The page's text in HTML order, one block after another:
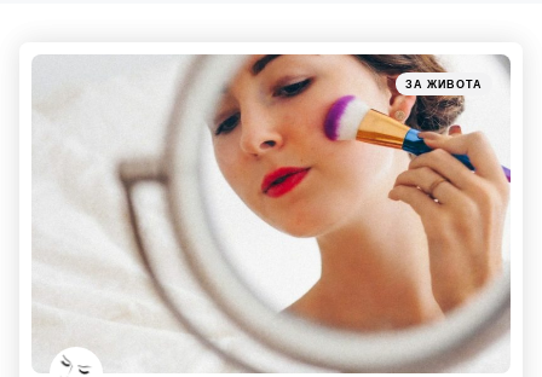
Categories
Posted
in
ЗА ЖИВОТА